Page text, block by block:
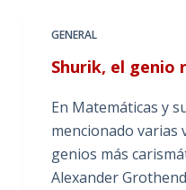
GENERAL
Shurik, el genio
En Matemáticas y
mencionado varias
genios más
Alexander